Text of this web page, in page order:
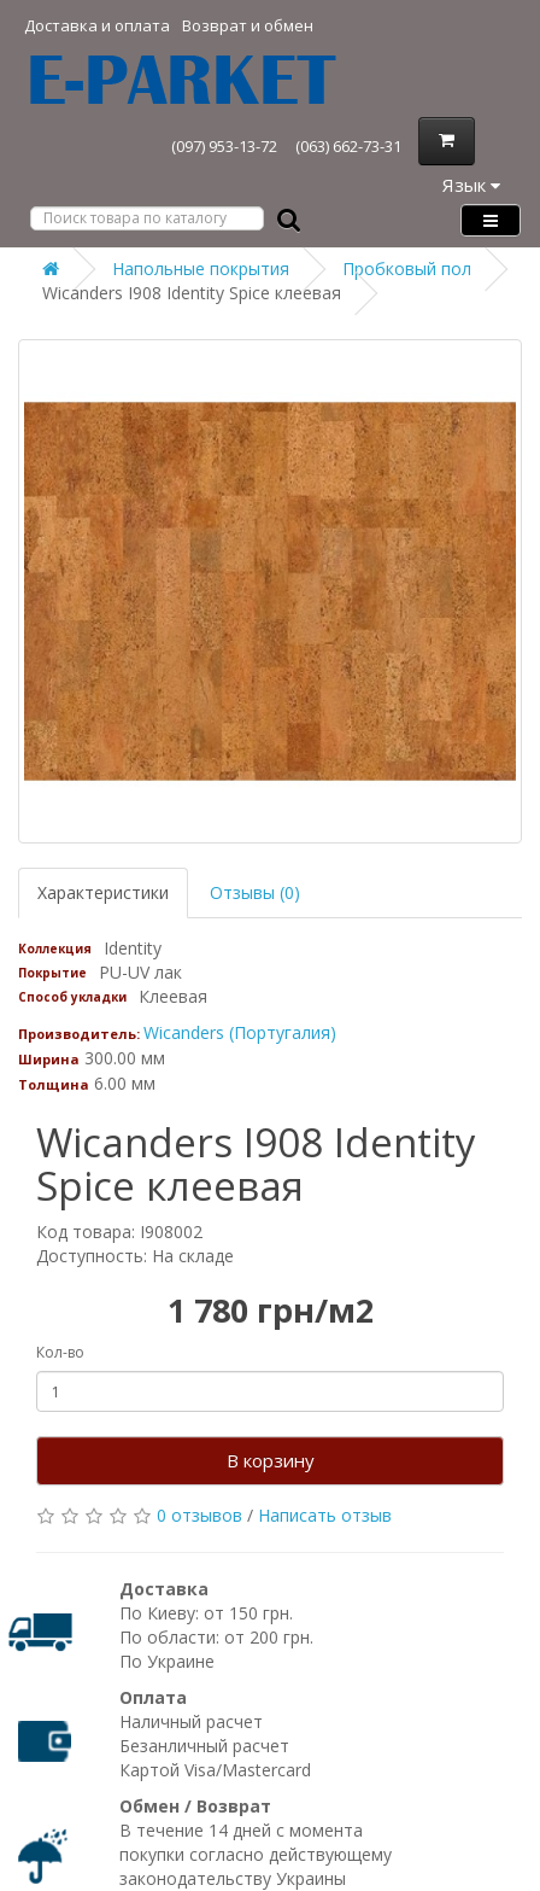
Доставка и оплата Возврат и обмен
(097) 953-13-72 (063) 662-73-31
Язык
Напольные покрытия
Пробковый пол
Wicanders I908 Identity Spice клеевая
Характеристики Отзывы (0)
Коллекция Identity
Покрытие PU-UV лак
Способ укладки Клеевая
Производитель: Wicanders (Португалия)
Ширина 300.00 мм
Толщина 6.00 мм
Wicanders I908 Identity
Spice клеевая
Код товара: I908002
Доступность: На складе
1 780 грн/м2
Кол-во
В корзину
0 отзывов / Написать отзыв
Доставка
По Киеву: от 150 грн.
По области: от 200 грн.
По Украине
Оплата
Наличный расчет
Безанличный расчет
Картой Visa/Mastercard
Обмен / Возврат
В течение 14 дней с момента
покупки согласно действующему
законодательству Украины